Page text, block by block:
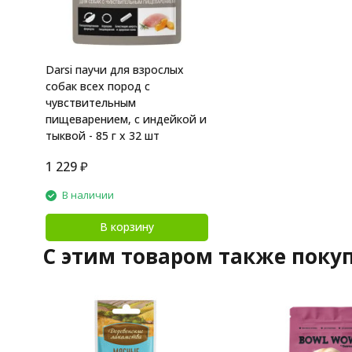
Darsi паучи для взрослых
собак всех пород с
чувствительным
пищеварением, с индейкой и
тыквой - 85 г х 32 шт
1 229 ₽
В наличии
В корзину
C этим товаром также